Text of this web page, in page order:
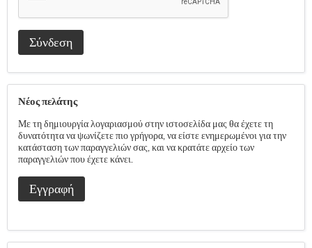
Σύνδεση
Νέος πελάτης
Με τη δημιουργία λογαριασμού στην ιστοσελίδα μας θα έχετε τη
δυνατότητα να ψωνίζετε πιο γρήγορα, να είστε ενημερωμένοι για την
κατάσταση των παραγγελιών σας, και να κρατάτε αρχείο των
παραγγελιών που έχετε κάνει.
Εγγραφή